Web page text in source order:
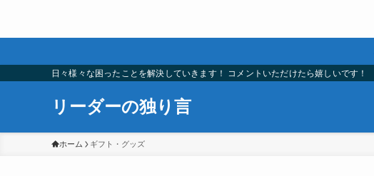
日々様々な困ったことを解決していきます！ コメントいただけたら嬉しいです！
リーダーの独り言
ホーム ギフト・グッズ